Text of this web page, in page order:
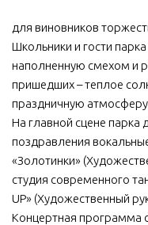
МБУ Дом культуры
МБОУ ДО «Детская
МБОУ ДО «Детская
МБУК «Искитимский
музей»
МБУ Парк культуры
ДК «Россия»
для виновников
Школьники и гости
наполненную смехом и
пришедших – теплое
праздничную
На главной сцене парка
поздравления
«Золотинки»
студия современного
UP» (Художественный
Концертная программа